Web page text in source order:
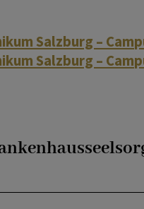
Salzburg –
Salzburg –